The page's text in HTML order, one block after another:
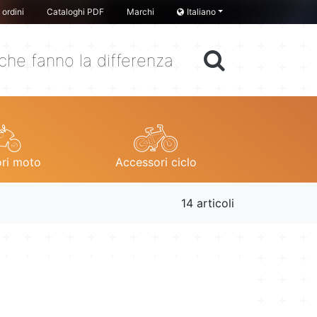
ordini Cataloghi PDF Marchi Italiano
fanno la differenza
moto Accessori ciclo
14 articoli